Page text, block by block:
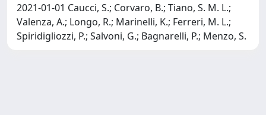
2021-01-01 Caucci, S.; Corvaro, B.; Tiano, S. M. L.;
Valenza, A.; Longo, R.; Marinelli, K.; Ferreri, M. L.;
Spiridigliozzi, P.; Salvoni, G.; Bagnarelli, P.; Menzo, S.